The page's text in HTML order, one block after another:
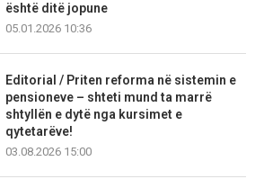
është ditë jopune
05.01.2026 10:36
Editorial / Priten reforma në sistemin e
pensioneve – shteti mund ta marrë
shtyllën e dytë nga kursimet e
qytetarëve!
03.08.2026 15:00